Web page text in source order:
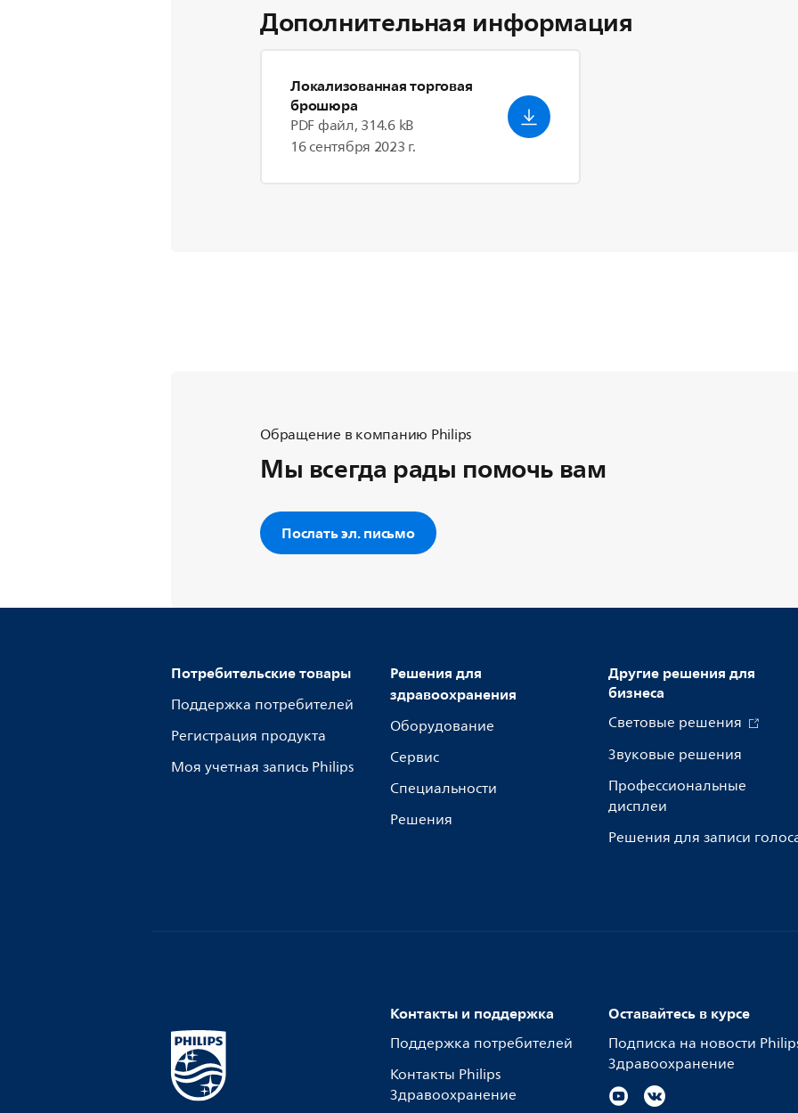
Дополнительная информация
Локализованная торговая
брошюра
PDF файл, 314.6 kB
16 сентября 2023 г.
Обращение в компанию Philips
Мы всегда рады помочь вам
Послать эл. письмо
Потребительские товары
Поддержка потребителей
Регистрация продукта
Моя учетная запись Philips
Решения для
здравоохранения
Оборудование
Сервис
Специальности
Решения
Другие решения для
бизнеса
Световые решения
Звуковые решения
Профессиональные
дисплеи
Решения для записи
Контакты и поддержка
Поддержка потребителей
Контакты Philips
Здравоохранение
Оставайтесь в курсе
Подписка на новости
Здравоохранение